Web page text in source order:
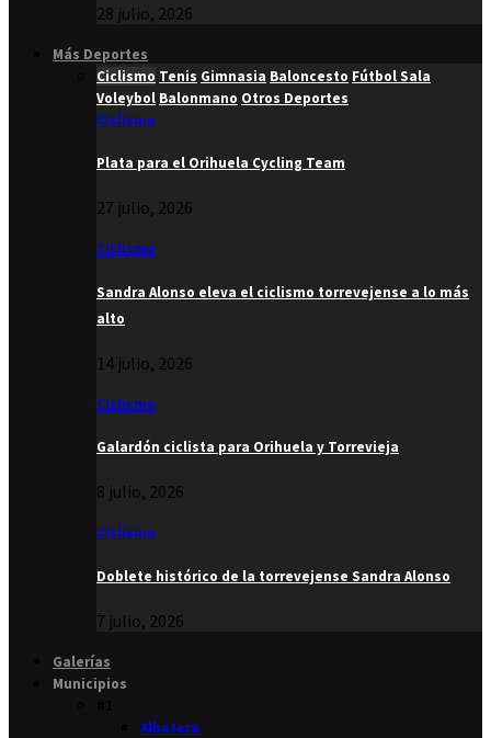
28 julio, 2026
Más Deportes
Ciclismo Tenis Gimnasia Baloncesto Fútbol Sala
Voleybol Balonmano Otros Deportes
Ciclismo
Plata para el Orihuela Cycling Team
27 julio, 2026
Ciclismo
Sandra Alonso eleva el ciclismo torrevejense a lo más
alto
14 julio, 2026
Ciclismo
Galardón ciclista para Orihuela y Torrevieja
8 julio, 2026
Ciclismo
Doblete histórico de la torrevejense Sandra Alonso
7 julio, 2026
Galerías
Municipios
Albatera